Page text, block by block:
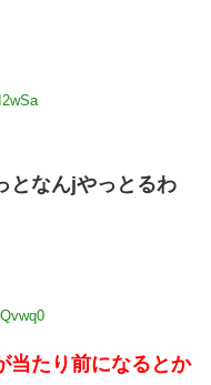
となんjやっとるわ
当たり前になるとか